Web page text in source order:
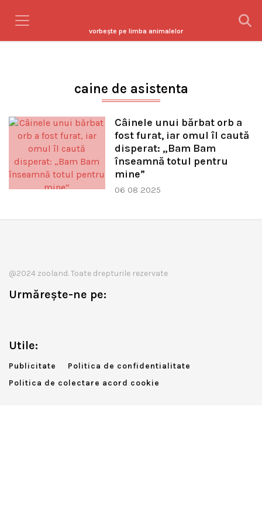
vorbeşte pe limba animalelor
caine de asistenta
Câinele unui bărbat orb a
fost furat, iar omul îl caută
disperat: „Bam Bam
înseamnă totul pentru
mine”
06 08 2025
@2024 zooland. Toate drepturile rezervate
Urmărește-ne pe:
Utile:
Publicitate
Politica de confidentialitate
Politica de colectare acord cookie